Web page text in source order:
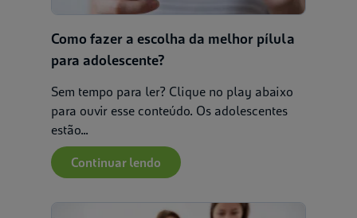
Como fazer a escolha da melhor pílula
para adolescente?
Sem tempo para ler? Clique no play abaixo
para ouvir esse conteúdo. Os adolescentes
estão...
Continuar lendo